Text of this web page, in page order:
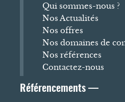
Qui sommes-nous ?
Nos Actualités
Nos offres
Nos domaines de
Nos références
Contactez-nous
Référencements —